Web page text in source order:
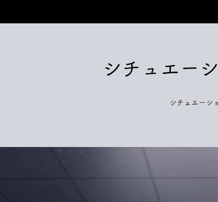
シチュエー
シチュエーシ